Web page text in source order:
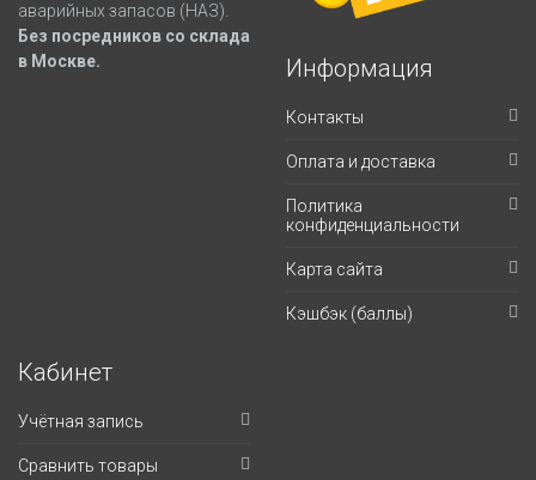
аварийных запасов (НАЗ).
Без посредников со склада
в Москве.
Информация
Контакты
Оплата и доставка
Политика
конфиденциальности
Карта сайта
Кэшбэк (баллы)
Кабинет
Учётная запись
Сравнить товары